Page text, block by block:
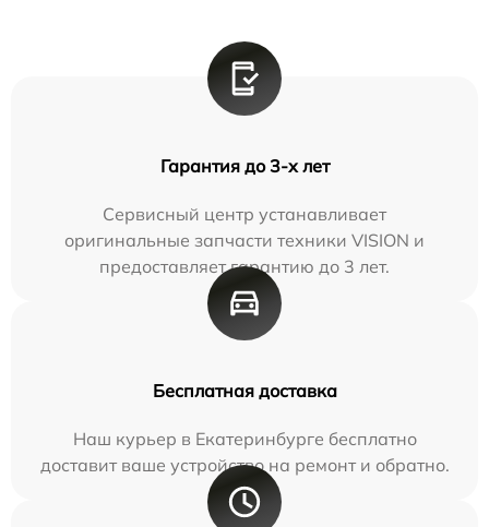
Гарантия до 3-х лет
Сервисный центр устанавливает
оригинальные запчасти техники VISION и
предоставляет гарантию до 3 лет.
Бесплатная доставка
Наш курьер в Екатеринбурге бесплатно
доставит ваше устройство на ремонт и обратно.